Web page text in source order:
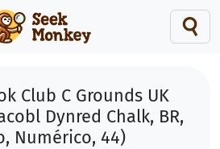
Club C Grounds UK
Dynred Chalk, BR,
Numérico, 44)